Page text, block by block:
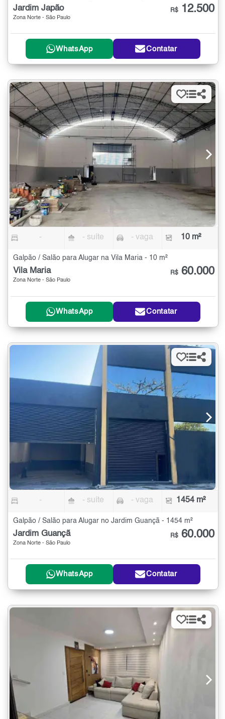
Jardim Japão
Zona Norte - São Paulo
R$ 12.500
WhatsApp Contatar
- - suíte - vaga 10 m²
Galpão / Salão para Alugar na Vila Maria - 10 m²
Vila Maria
Zona Norte - São Paulo
R$ 60.000
WhatsApp Contatar
- - suíte - vaga 1454 m²
Galpão / Salão para Alugar no Jardim Guançã - 1454 m²
Jardim Guançã
Zona Norte - São Paulo
R$ 60.000
WhatsApp Contatar